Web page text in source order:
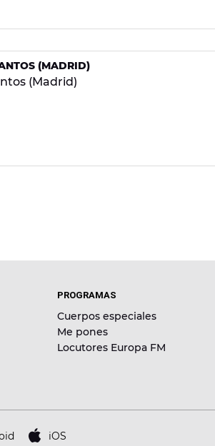
(MADRID)
(Madrid)
PROGRAMAS
Cuerpos especiales
Me pones
Locutores Europa FM
iOS